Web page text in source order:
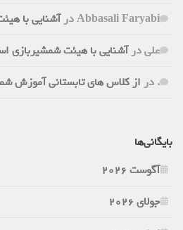
Abbasali Faryabiدرآشنایی با
علیدرآشنایی با هیئت شمشیربازی
.دراز کلاس های تابستانی آموزش
بایگانی‌ها
آگوست 2026
جولای 2026